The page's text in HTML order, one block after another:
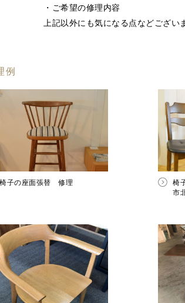
・ご希望の修理内容
上記以外にも気になる点などござい
例
椅子の座面張替 修理
椅
市